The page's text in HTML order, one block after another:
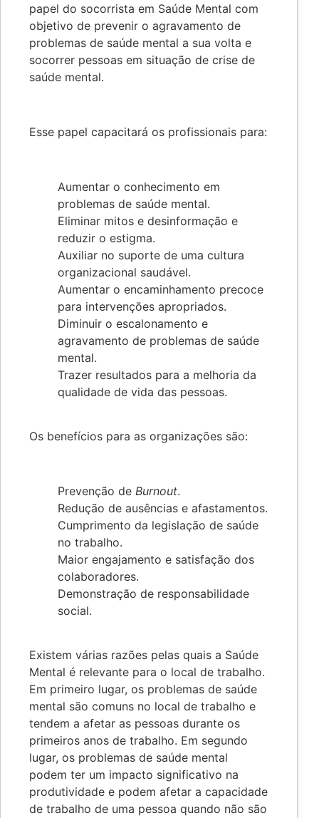
papel do socorrista em Saúde Mental com
objetivo de prevenir o agravamento de
problemas de saúde mental a sua volta e
socorrer pessoas em situação de crise de
saúde mental.
Esse papel capacitará os profissionais para:
Aumentar o conhecimento em
problemas de saúde mental.
Eliminar mitos e desinformação e
reduzir o estigma.
Auxiliar no suporte de uma cultura
organizacional saudável.
Aumentar o encaminhamento precoce
para intervenções apropriados.
Diminuir o escalonamento e
agravamento de problemas de saúde
mental.
Trazer resultados para a melhoria da
qualidade de vida das pessoas.
Os benefícios para as organizações são:
Prevenção de Burnout.
Redução de ausências e afastamentos.
Cumprimento da legislação de saúde
no trabalho.
Maior engajamento e satisfação dos
colaboradores.
Demonstração de responsabilidade
social.
Existem várias razões pelas quais a Saúde
Mental é relevante para o local de trabalho.
Em primeiro lugar, os problemas de saúde
mental são comuns no local de trabalho e
tendem a afetar as pessoas durante os
primeiros anos de trabalho. Em segundo
lugar, os problemas de saúde mental
podem ter um impacto significativo na
produtividade e podem afetar a capacidade
de trabalho de uma pessoa quando não são